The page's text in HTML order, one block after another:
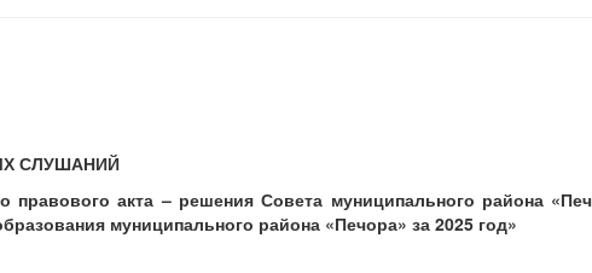
СЛУШАНИЙ
правового акта – решения Совета муниципального района
муниципального района «Печора» за 2025 год»